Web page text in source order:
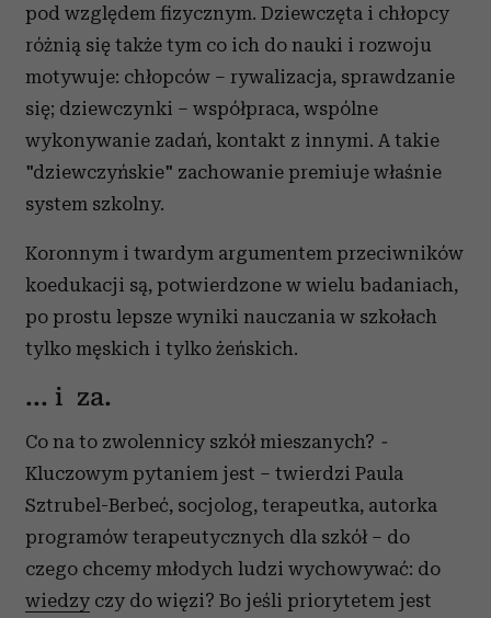
pod względem fizycznym. Dziewczęta i chłopcy
różnią się także tym co ich do nauki i rozwoju
motywuje: chłopców – rywalizacja, sprawdzanie
się; dziewczynki – współpraca, wspólne
wykonywanie zadań, kontakt z innymi. A takie
"dziewczyńskie" zachowanie premiuje właśnie
system szkolny.
Koronnym i twardym argumentem przeciwników
koedukacji są, potwierdzone w wielu badaniach,
po prostu lepsze wyniki nauczania w szkołach
tylko męskich i tylko żeńskich.
... i za.
Co na to zwolennicy szkół mieszanych? -
Kluczowym pytaniem jest – twierdzi Paula
Sztrubel-Berbeć, socjolog, terapeutka, autorka
programów terapeutycznych dla szkół – do
czego chcemy młodych ludzi wychowywać: do
wiedzy czy do więzi? Bo jeśli priorytetem jest